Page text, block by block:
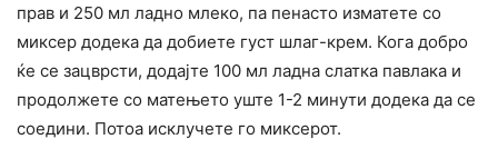
прав и 250 мл ладно млеко, па пенасто изматете со
миксер додека да добиете густ шлаг-крем. Кога добро
ќе се зацврсти, додајте 100 мл ладна слатка павлака и
продолжете со матењето уште 1-2 минути додека да се
соедини. Потоа исклучете го миксерот.